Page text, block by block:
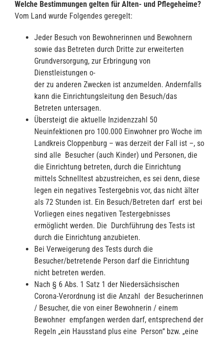
Welche Bestimmungen gelten für Alten- und Pflegeheime?
Vom Land wurde Folgendes geregelt:
Jeder Besuch von Bewohnerinnen und Bewohnern
sowie das Betreten durch Dritte zur erweiterten
Grundversorgung, zur Erbringung von
Dienstleistungen o-
der zu anderen Zwecken ist anzumelden. Andernfalls
kann die Einrichtungsleitung den Besuch/das
Betreten untersagen.
Übersteigt die aktuelle Inzidenzzahl 50
Neuinfektionen pro 100.000 Einwohner pro Woche im
Landkreis Cloppenburg – was derzeit der Fall ist –, so
sind alle Besucher (auch Kinder) und Personen, die
die Einrichtung betreten, durch die Einrichtung
mittels Schnelltest abzustreichen, es sei denn, diese
legen ein negatives Testergebnis vor, das nicht älter
als 72 Stunden ist. Ein Besuch/Betreten darf erst bei
Vorliegen eines negativen Testergebnisses
ermöglicht werden. Die Durchführung des Tests ist
durch die Einrichtung anzubieten.
Bei Verweigerung des Tests durch die
Besucher/betretende Person darf die Einrichtung
nicht betreten werden.
Nach § 6 Abs. 1 Satz 1 der Niedersächsischen
Corona-Verordnung ist die Anzahl der Besucherinnen
/ Besucher, die von einer Bewohnerin / einem
Bewohner empfangen werden darf, entsprechend der
Regeln „ein Hausstand plus eine Person“ bzw. „eine